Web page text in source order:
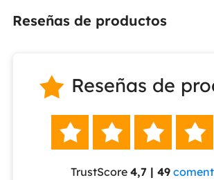
Reseñas de productos
 Reseñas de
   
TrustScore 4,7 | 49